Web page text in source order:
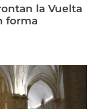
la Vuelta
forma